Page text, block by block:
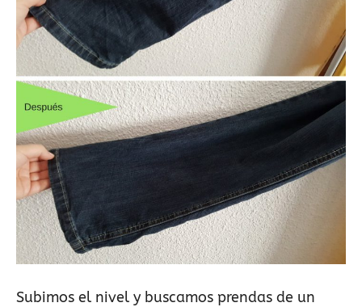
Subimos el nivel y buscamos prendas de un